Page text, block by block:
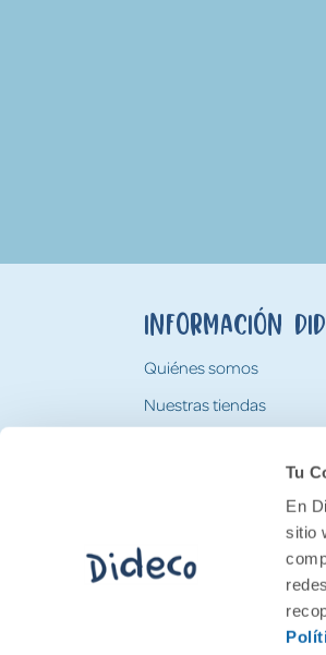
Tu
En
sitio
Información
Quiénes somos
Nuestras tiendas
Tarjeta Regalo Dideco